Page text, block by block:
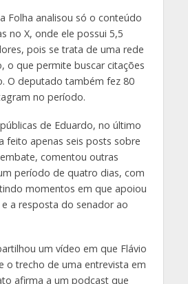
Folha analisou só o conteúdo
no X, onde ele possui 5,5
pois se trata de uma rede
o que permite buscar citações
O deputado também fez 80
no período.
de Eduardo, no último
feito apenas seis posts sobre
comentou outras
período de quatro dias, com
momentos em que apoiou
a resposta do senador ao
um vídeo em que Flávio
o trecho de uma entrevista em
afirma a um podcast que